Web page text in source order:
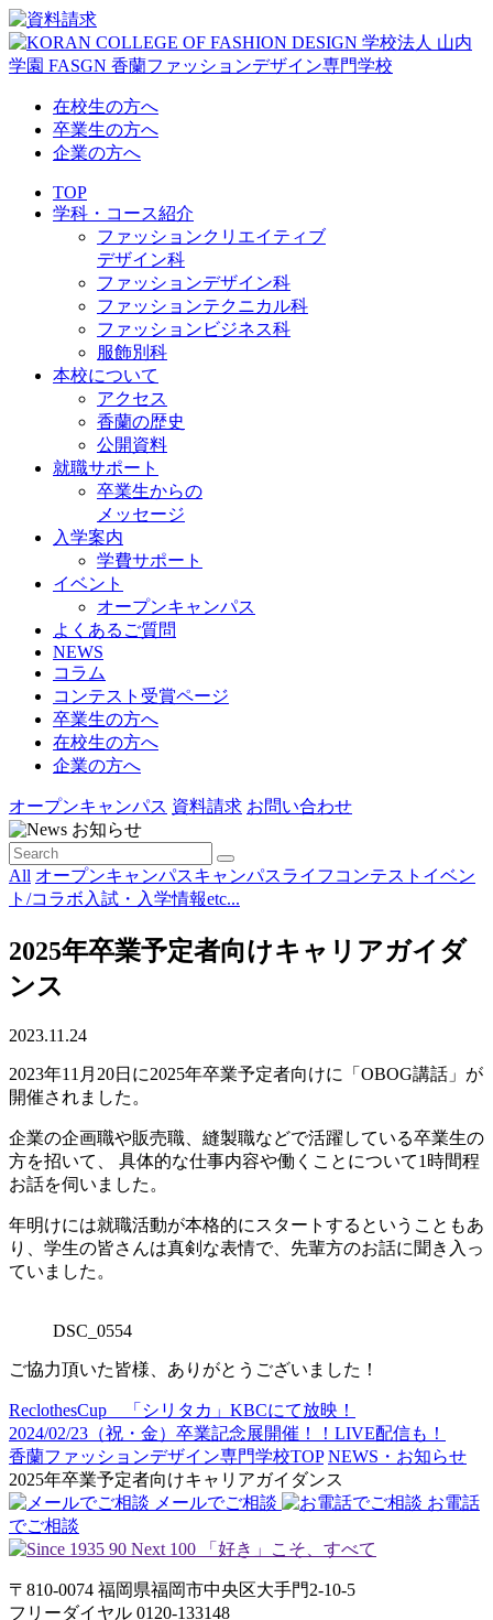
在校生の方へ
卒業生の方へ
企業の方へ
TOP
学科・コース紹介
ファッションクリエイティブ
デザイン科
ファッションデザイン科
ファッションテクニカル科
ファッションビジネス科
服飾別科
本校について
アクセス
香蘭の歴史
公開資料
就職サポート
卒業生からの
メッセージ
入学案内
学費サポート
イベント
オープンキャンパス
よくあるご質問
NEWS
コラム
コンテスト受賞ページ
卒業生の方へ
在校生の方へ
企業の方へ
オープンキャンパス 資料請求 お問い合わせ
お知らせ
All オープンキャンパスキャンパスライフ コンテスト イベン
ト/コラボ 入試・入学情報etc...
2025年卒業予定者向けキャリアガイダ
ンス
2023.11.24
2023年11月20日に2025年卒業予定者向けに「OBOG講話」が
開催されました。
企業の企画職や販売職、縫製職などで活躍している卒業生の
方を招いて、 具体的な仕事内容や働くことについて1時間程
お話を伺いました。
年明けには就職活動が本格的にスタートするということもあ
り、学生の皆さんは真剣な表情で、先輩方のお話に聞き入っ
ていました。
DSC_0554
ご協力頂いた皆様、ありがとうございました！
ReclothesCup 「シリタカ」KBCにて放映！
2024/02/23（祝・金）卒業記念展開催！！LIVE配信も！
香蘭ファッションデザイン専門学校TOP NEWS・お知らせ
2025年卒業予定者向けキャリアガイダンス
メールでご相談
お電話
でご相談
〒810-0074 福岡県福岡市中央区大手門2-10-5
フリーダイヤル 0120-133148